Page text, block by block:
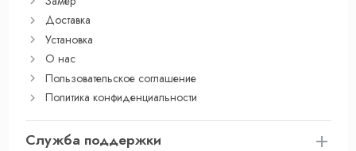
Доставка
Установка
О нас
Пользовательское соглашение
Политика конфиденциальности
Служба поддержки